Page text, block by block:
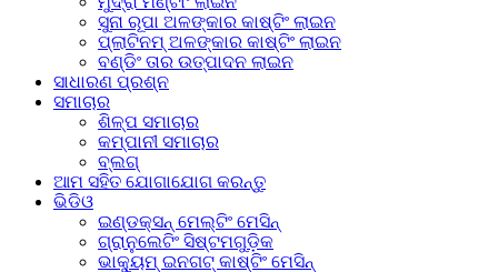
ସୁନା ରୂପା ଅଳଙ୍କାର କାଷ୍ଟିଂ ଲାଇନ
ପ୍ଲାଟିନମ୍ ଅଳଙ୍କାର କାଷ୍ଟିଂ ଲାଇନ
ବଣ୍ଡିଂ ତାର ଉତ୍ପାଦନ ଲାଇନ
ସାଧାରଣ ପ୍ରଶ୍ନ
ସମାଚାର
ଶିଳ୍ପ ସମାଚାର
କମ୍ପାନୀ ସମାଚାର
ବ୍ଲଗ୍
ଆମ ସହିତ ଯୋଗାଯୋଗ କରନ୍ତୁ
ଭିଡିଓ
ଇଣ୍ଡକ୍ସନ୍ ମେଲ୍ଟିଂ ମେସିନ୍
ଗ୍ରାନୁଲେଟିଂ ସିଷ୍ଟମଗୁଡ଼ିକ
ଭାକ୍ୟୁମ୍ ଇନଗଟ୍ କାଷ୍ଟିଂ ମେସିନ୍